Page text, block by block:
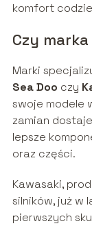
komfort
Czy
Marki
Sea Doo czy
swoje modele
zamian
lepsze
oraz części.
Kawasaki,
silników, już w
pierwszych